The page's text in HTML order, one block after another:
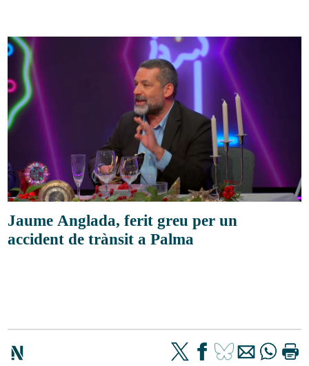
Jaume Anglada, ferit greu per un
accident de trànsit a Palma